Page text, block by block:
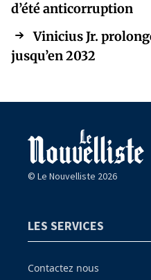
d’été anticorruption
Vinicius Jr.
jusqu’en 2032
© Le Nouvelliste 2026
LES SERVICES
Contactez nous